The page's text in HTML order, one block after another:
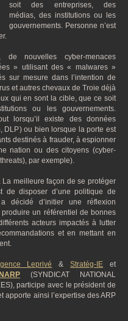
soit des entreprises, des
médias, des institutions ou les
gouvernements. Personne n’est
nouvelles cyber-menaces
» utilisant des « malwares »
sur mesure dans l’intention de
et autres chevaux de Troie déjà
qui en sont la cible, que ce soit
ou les gouvernements.
lorsqu’il existe des données
DLP) ou bien lorsque la porte est
destinés à frauder, à espionner
nation ou des citoyens (cyber-
par exemple).
La meilleure façon de se protéger
de disposer d’une politique de
a décidé d’initier une réflexion
un référentiel de bonnes
acteurs impactés à lutter
et en mettant en
Leprivé &Stratég-IE et
(SYNDICAT NATIONAL
participe avec le président de
apporte ainsi l’expertise des ARP